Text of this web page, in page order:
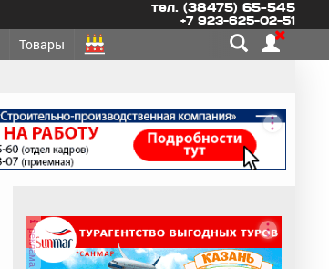
тел. (38475) 65-545
+7 923-625-02-51
Товары
реклама